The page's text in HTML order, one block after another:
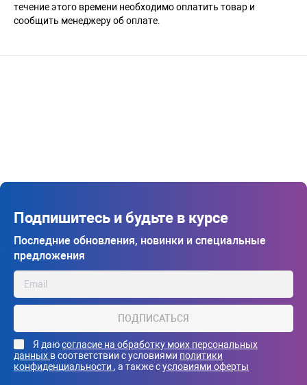
течение этого времени необходимо оплатить товар и
сообщить менеджеру об оплате.
Подпишитесь и будьте в курсе
Последние обновления, новинки и специальные
предложения
ПОДПИСАТЬСЯ
Я даюсогласие на обработку моих персональных
данных в соответствии с условиями политики
конфиденциальности , а также сусловиями оферты